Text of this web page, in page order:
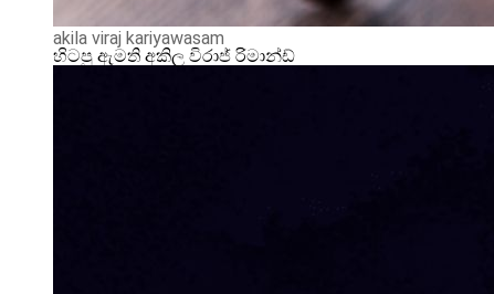
akila viraj kariyawasam
හිටපු ඇමති අකිල විරාජ් රිමාන්ඩ්